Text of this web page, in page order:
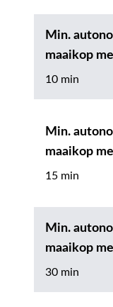
Min.
maaikop
10 min
Min.
maaikop
15 min
Min.
maaikop
30 min